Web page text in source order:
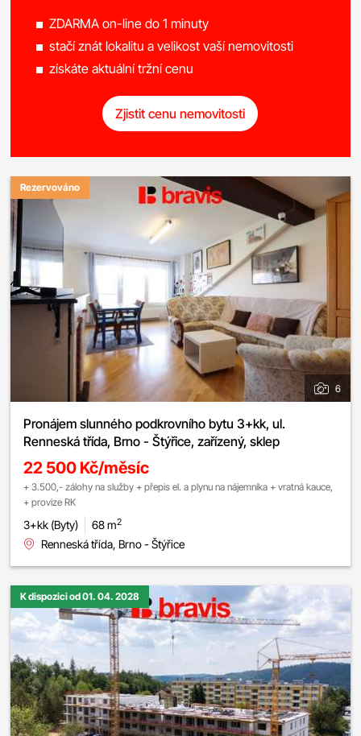
ZDARMA on-line do 1 minuty
stačí znát lokalitu a velikost vaší nemovitosti
získáte aktuální tržní cenu
Zjistit cenu nemovitosti
Rezervováno
6
Pronájem slunného podkrovního bytu 3+kk, ul.
Renneská třída, Brno - Štýřice, zařízený, sklep
22 500 Kč/měsíc
+ 3.500,- zálohy na služby + přepis el. a plynu na nájemníka + vratná kauce,
+ provize RK
3+kk (Byty) 68 m2
Renneská třída, Brno - Štýřice
K dispozici od 01. 04. 2028